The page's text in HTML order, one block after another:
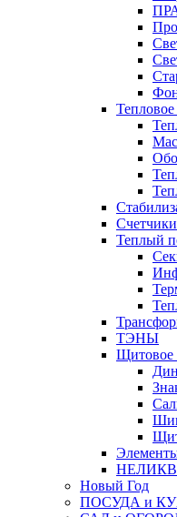
Счетчики
Теплый
ТЭНЫ
Щитовое
Новый Год
ПОСУДА и